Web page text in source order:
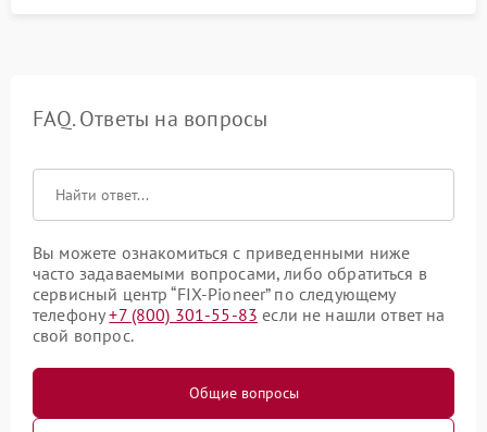
FAQ. Ответы на вопросы
Вы можете ознакомиться с приведенными ниже
часто задаваемыми вопросами, либо обратиться в
сервисный центр “FIX-Pioneer” по следующему
телефону+7 (800) 301-55-83 если не нашли ответ на
свой вопрос.
Общие вопросы